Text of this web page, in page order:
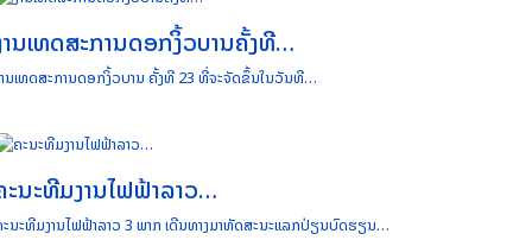
ານເທດສະການດອກງິ້ວບານຄັ້ງທີ…
ນເທດສະການດອກງິ້ວບານ ຄັ້ງທີ 23 ທີ່ຈະຈັດຂຶ້ນໃນວັນທີ…
ະນະທີມງານໄຟຟ້າລາວ…
ນະທີມງານໄຟຟ້າລາວ 3 ພາກ ເດີນທາງມາທັດສະນະແລກປ່ຽນບົດຮຽນ…